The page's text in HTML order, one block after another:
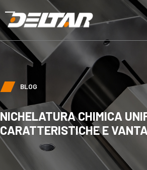
to
content
Open
mobile
menu
Close
mobile
menu
BLOG
NICHELATURA CHIMICA
CARATTERISTICHE E